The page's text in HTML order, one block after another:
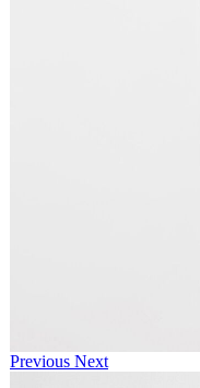
Previous Next